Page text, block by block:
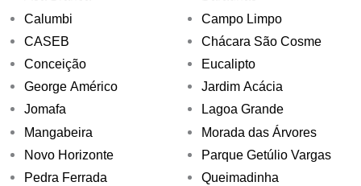
Calumbi
CASEB
Conceição
George Américo
Jomafa
Mangabeira
Novo Horizonte
Pedra Ferrada
Campo Limpo
Chácara São Cosme
Eucalipto
Jardim Acácia
Lagoa Grande
Morada das Árvores
Parque Getúlio Vargas
Queimadinha